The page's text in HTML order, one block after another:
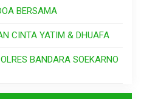
BERSAMA
CINTA YATIM & DHUAFA
BANDARA SOEKARNO